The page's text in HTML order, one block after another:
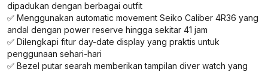
dipadukan dengan berbagai outfit
✅ Menggunakan automatic movement Seiko Caliber 4R36 yang
andal dengan power reserve hingga sekitar 41 jam
✅ Dilengkapi fitur day-date display yang praktis untuk
penggunaan sehari-hari
✅ Bezel putar searah memberikan tampilan diver watch yang